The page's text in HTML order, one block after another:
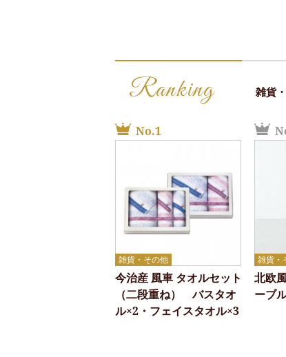
Ranking 雑貨
No.1
雑貨・その他
今治産 風車 タオルセット
（二段重ね） バスタオ
ル×2・フェイスタオル×3
雑貨・
北欧
ーブ